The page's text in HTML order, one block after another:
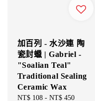
加百列 - 水沙連 陶
瓷封蠟 | Gabriel -
"Soalian Teal"
Traditional Sealing
Ceramic Wax
Regular
NT$ 108- NT$ 450